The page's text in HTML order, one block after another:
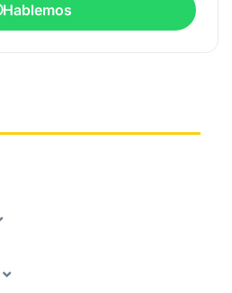
Hablemos